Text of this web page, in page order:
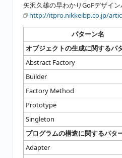
矢沢久雄の早わかりGoFデザイ
http://itpro.nikkeibp.co.jp/
パターン名
オブジェクトの生成に関するパ
Abstract Factory
Builder
Factory Method
Prototype
Singleton
プログラムの構造に関するパタ
Adapter